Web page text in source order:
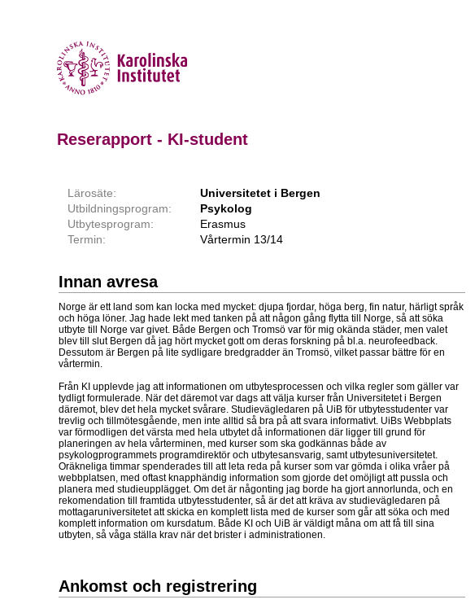
Reserapport - KI-student
Lärosäte:
Universitetet i Bergen
Utbildningsprogram:
Psykolog
Utbytesprogram:
Erasmus
Termin:
Vårtermin 13/14
Innan avresa
Norge är ett land som kan locka med mycket: djupa fjordar, höga berg, fin natur, härligt språk
och höga löner. Jag hade lekt med tanken på att någon gång flytta till Norge, så att söka
utbyte till Norge var givet. Både Bergen och Tromsö var för mig okända städer, men valet
blev till slut Bergen då jag hört mycket gott om deras forskning på bl.a. neurofeedback.
Dessutom är Bergen på lite sydligare bredgradder än Tromsö, vilket passar bättre för en
vårtermin.
Från KI upplevde jag att informationen om utbytesprocessen och vilka regler som gäller var
tydligt formulerade. När det däremot var dags att välja kurser från Universitetet i Bergen
däremot, blev det hela mycket svårare. Studievägledaren på UiB för utbytesstudenter var
trevlig och tillmötesgående, men inte alltid så bra på att svara informativt. UiBs Webbplats
var förmodligen det värsta med hela utbytet då informationen där ligger till grund för
planeringen av hela vårterminen, med kurser som ska godkännas både av
psykologprogrammets programdirektör och utbytesansvarig, samt utbytesuniversitetet.
Oräkneliga timmar spenderades till att leta reda på kurser som var gömda i olika vråer på
webbplatsen, med oftast knapphändig information som gjorde det omöjligt att pussla och
planera med studieupplägget. Om det är någonting jag borde ha gjort annorlunda, och en
rekomendation till framtida utbytesstudenter, så är det att kräva av studievägledaren på
mottagaruniversitetet att skicka en komplett lista med de kurser som går att söka och med
komplett information om kursdatum. Både KI och UiB är väldigt måna om att få till sina
utbyten, så våga ställa krav när det brister i administrationen.
Ankomst och registrering